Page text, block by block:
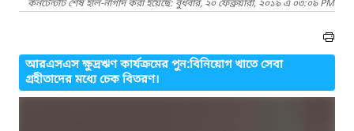
কনটেন্টটি শেষ হাল-নাগাদ করা হয়েছে: বুধবার, ২০ ফেব্রুয়ারী, ২০১৯ এ ০৩:০৯ PM
আরএসএস ক্ষুদ্রঋণ কার্যক্রমের পুন:বিনিয়োগ খাতে সেবা
গ্রহীতাদের মধ্যে চেক বিতরণ।